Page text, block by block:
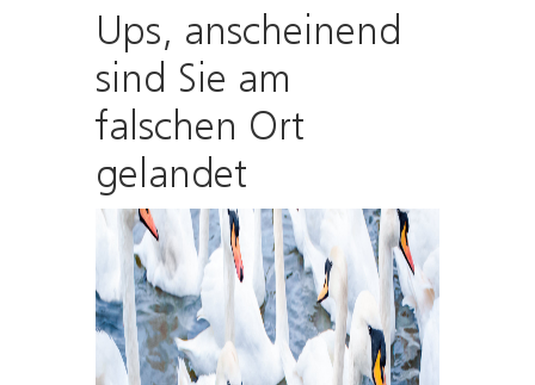
Ups, anscheinend
sind Sie am
falschen Ort
gelandet